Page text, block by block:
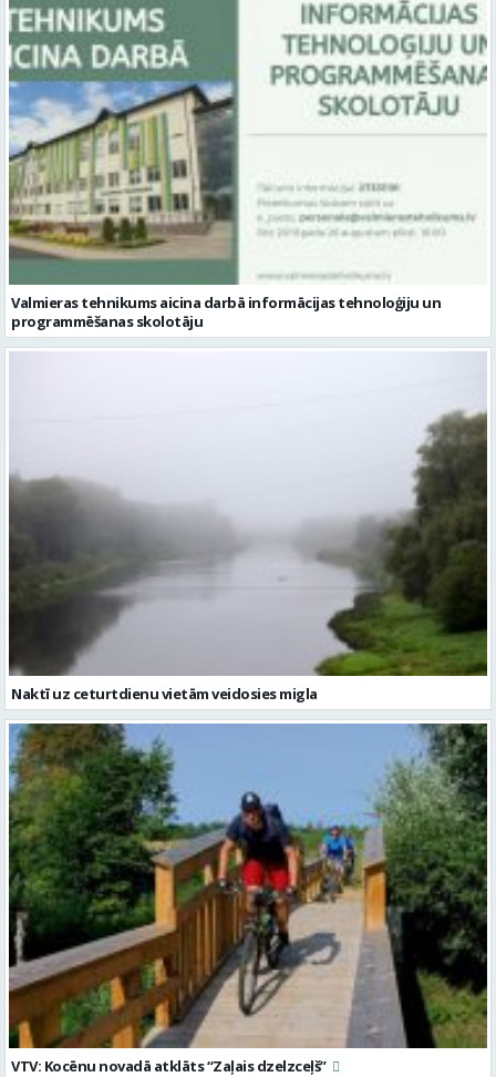
Valmieras tehnikums aicina darbā informācijas tehnoloģiju un
programmēšanas skolotāju
Naktī uz ceturtdienu vietām veidosies migla
VTV: Kocēnu novadā atklāts “Zaļais dzelzceļš”